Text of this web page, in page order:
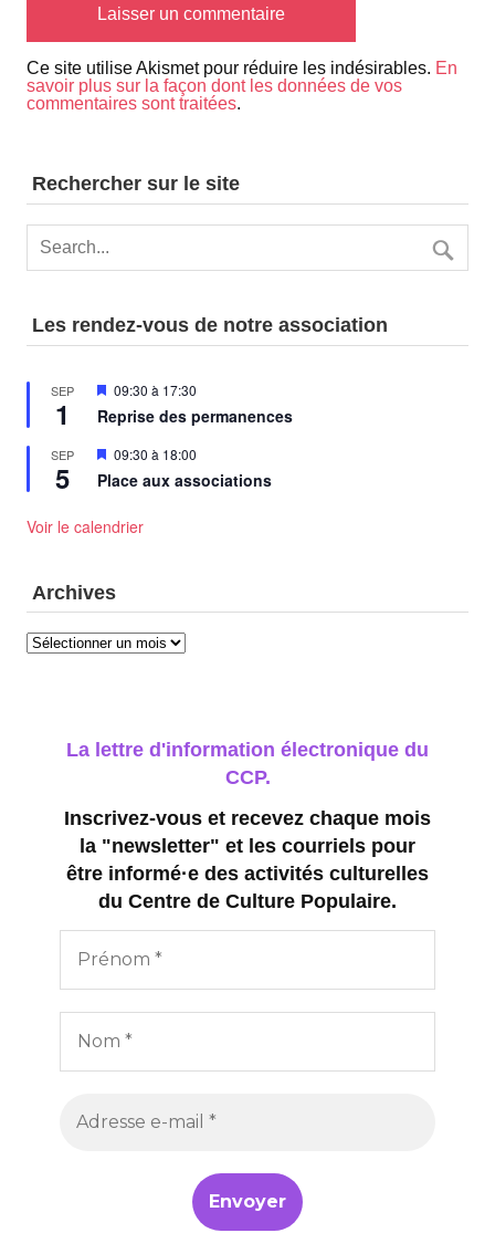
Ce site utilise Akismet pour réduire les indésirables. En
savoir plus sur la façon dont les données de vos
commentaires sont traitées.
Rechercher sur le site
Les rendez-vous de notre association
SEP
1
Mis
avant
09:30 à 17:30
Reprise des permanences
SEP
5
Mis
avant
09:30 à 18:00
Place aux associations
Voir le calendrier
Archives
Archives
La lettre d'information électronique du
CCP.
Inscrivez-vous et recevez chaque mois
la "newsletter" et les courriels pour
être informé·e des activités culturelles
du Centre de Culture Populaire.